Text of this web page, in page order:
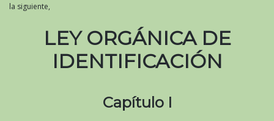
la siguiente,
LEY ORGÁNICA DE
IDENTIFICACIÓN
Capítulo I